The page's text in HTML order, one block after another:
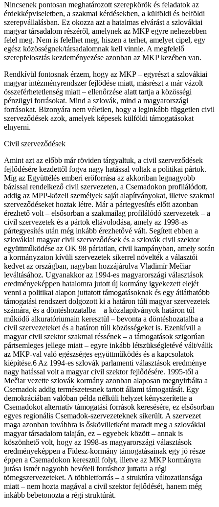
Nincsenek pontosan meghatározott szerepkörök és feladatok az
érdekképviseletben, a szakmai kérdésekben, a külföldi és belföldi
szerepvállalásban. Ez okozza azt a hatalmas elvárást a szlovákiai
magyar társadalom részéről, amelynek az MKP egyre nehezebben
felel meg. Nem is felelhet meg, hiszen a terhet, amelyet cipel, egy
egész közösségnek/társadalomnak kell vinnie. A megfelelő
szerepfelosztás kezdeményezése azonban az MKP kezében van.
Rendkívül fontosnak érzem, hogy az MKP – egyrészt a szlovákiai
magyar intézményrendszer fejlődése miatt, másrészt a már vázolt
összeférhetetlenség miatt – ellenőrzése alatt tartja a közösségi
pénzügyi forrásokat. Mind a szlovák, mind a magyarországi
forrásokat. Bizonyára nem véletlen, hogy a leginkább független civil
szerveződések azok, amelyek képesek külföldi támogatásokat
elnyerni.
Civil szerveződések
Amint azt az előbb már röviden tárgyaltuk, a civil szerveződések
fejlődésére kezdettől fogva nagy hatással voltak a politikai pártok.
Míg az Együttélés emberi erőforrása az akkoriban legnagyobb
bázissal rendelkező civil szervezeten, a Csemadokon profilálódott,
addig az MPP-közeli személyek saját alapítványokat, illetve szakmai
szerveződéseket hoztak létre. Már a pártegyesítés előtt azonban
érezhető volt – elsősorban a szakmailag profilálódó szervezetek – a
civil szervezetek és a pártok eltávolodása, amely az 1998-as
pártegyesítés után még inkább érezhetővé vált. Segített ebben a
szlovákiai magyar civil szerveződések és a szlovák civil szektor
együttműködése az OK 98 pártatlan, civil kampányban, amely során
a kormányzaton kívüli szervezetek sikerrel növelték a választói
kedvet az országban, nagyban hozzájárulva Vladimír Mečiar
leváltásához. Ugyanakkor az 1994-es magyarországi választások
eredményeképpen hatalomra jutott új kormány igyekezett elejét
venni a politikai alapon juttatott támogatásoknak és egy átláthatóbb
támogatási rendszert dolgozott ki a határon túli magyar szervezetek
számára, és a döntéshozatalba – a közalapítványok határon túl
működő alkuratóriumain keresztül – bevonta a döntéshozatalba a
civil szervezeteket és a határon túli közösségeket is. Ezenkívül a
magyar civil szektor szakmai réssének – a támogatások szigorúan
pártsemleges jellege miatt – egyre inkább létszükségletévé vált/válik
az MKP-val való egészséges együttműködés és a kapcsolatok
kiépítése.6 Az 1994-es szlovák parlamenti választások eredménye
nagy hatással volt a magyar civil szektor fejlődésére. 1995-től a
Mečiar vezette szlovák kormány azonban alaposan megnyirbálta a
Csemadok addig természetesnek tartott állami támogatását. Egy
demokráciában valóban példa nélküli helyzet kényszerítette a
Csemadokot alternatív támogatási források keresésére, ez elsősorban
egyes regionális Csemadok-szervezeteknek sikerült. A szervezet
maga azonban továbbra is őskövületként maradt meg a szlovákiai
magyar társadalom talaján, ez – egyebek között – annak is
köszönhető volt, hogy az 1998-as magyarországi választások
eredményeképpen a Fidesz-kormány támogatásainak egy jó része
éppen a Csemadokon keresztül folyt, illetve az MKP kormányra
jutása ismét nagyobb bevételi forráshoz juttatta a régi
tömegszervezeteket. A többletforrás – a struktúra változatlansága
miatt – nem hozta magával a civil szektor fejlődését, hanem még
inkább bebetonozta a régi struktúrát.